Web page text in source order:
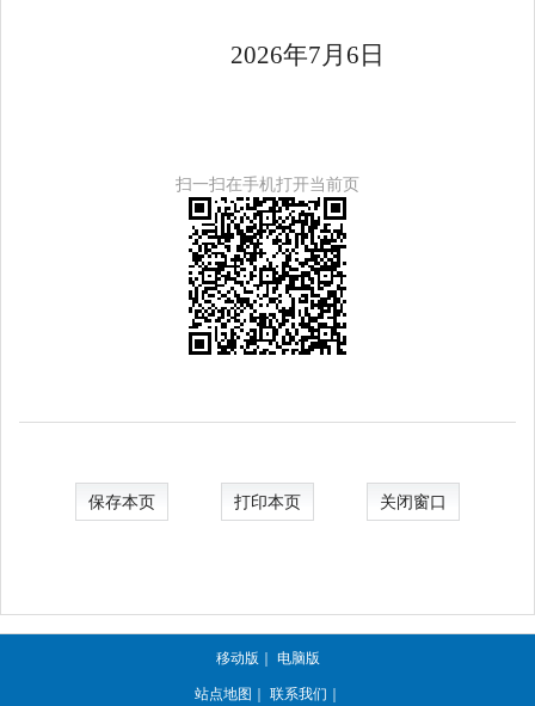
2026年7 月 6 日
扫一扫在手机打开当前页
保存本页 打印本页 关闭窗口
移动版 ｜ 电脑版
站点地图 ｜ 联系我们 ｜